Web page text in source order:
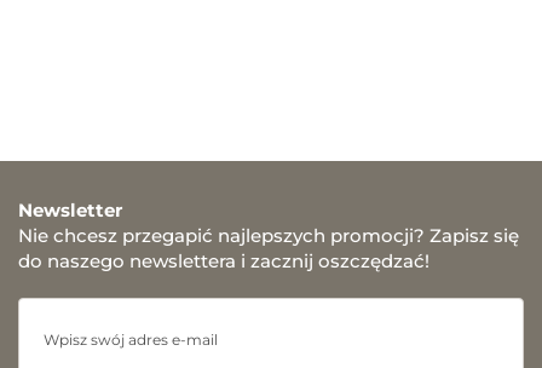
Newsletter
Nie chcesz przegapić najlepszych promocji? Zapisz się
do naszego newslettera i zacznij oszczędzać!